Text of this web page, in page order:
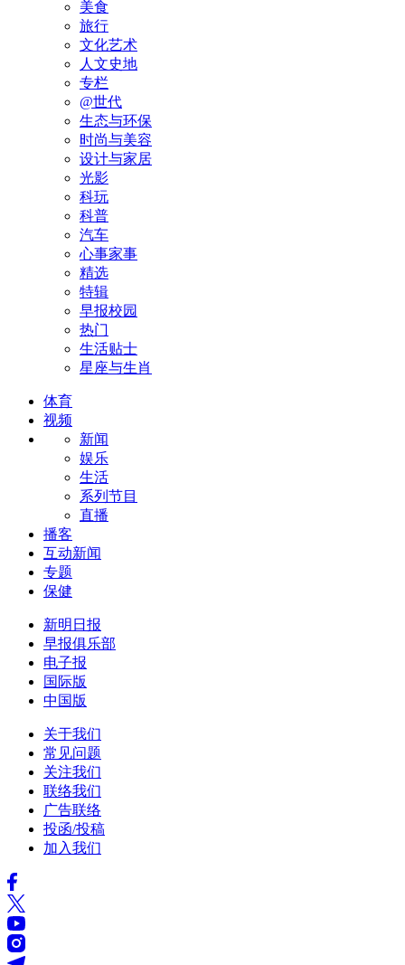
美食
旅行
文化艺术
人文史地
专栏
@世代
生态与环保
时尚与美容
设计与家居
光影
科玩
科普
汽车
心事家事
精选
特辑
早报校园
热门
生活贴士
星座与生肖
体育
视频
新闻
娱乐
生活
系列节目
直播
播客
互动新闻
专题
保健
新明日报
早报俱乐部
电子报
国际版
中国版
关于我们
常见问题
关注我们
联络我们
广告联络
投函/投稿
加入我们